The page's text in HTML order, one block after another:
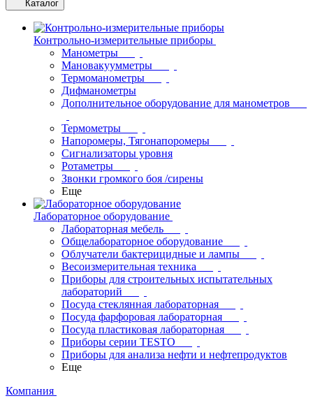
Каталог
Контрольно-измерительные приборы
Манометры
Мановакуумметры
Термоманометры
Дифманометры
Дополнительное оборудование для манометров
Термометры
Напоромеры, Тягонапоромеры
Сигнализаторы уровня
Ротаметры
Звонки громкого боя /сирены
Еще
Лабораторное оборудование
Лабораторная мебель
Общелабораторное оборудование
Облучатели бактерицидные и лампы
Весоизмерительная техника
Приборы для строительных испытательных
лабораторий
Посуда стеклянная лабораторная
Посуда фарфоровая лабораторная
Посуда пластиковая лабораторная
Приборы серии TESTO
Приборы для анализа нефти и нефтепродуктов
Еще
Компания